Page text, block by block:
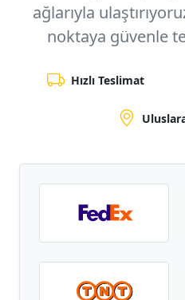
ağlarıyla
noktaya güvenle
Hızlı Teslimat